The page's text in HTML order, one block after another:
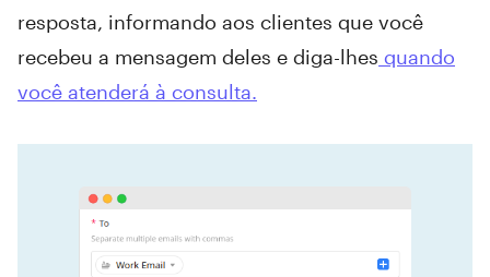
resposta, informando aos clientes que você
recebeu a mensagem deles e diga-lhes quando
você atenderá à consulta.